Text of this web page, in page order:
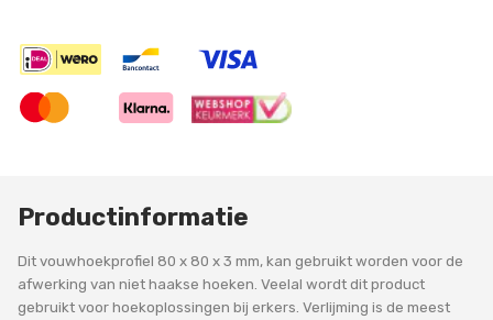
Productinformatie
Dit vouwhoekprofiel 80 x 80 x 3 mm, kan gebruikt worden voor de
afwerking van niet haakse hoeken. Veelal wordt dit product
gebruikt voor hoekoplossingen bij erkers. Verlijming is de meest